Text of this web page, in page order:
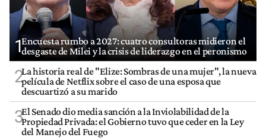
1Encuesta rumbo a 2027: cuatro consultoras midieron el
desgaste de Milei y la crisis de liderazgo en el peronismo
2La historia real de "Elize: Sombras de una mujer", la nueva
película de Netflix sobre el caso de una esposa que
descuartizó a su marido
3El Senado dio media sanción a la Inviolabilidad de la
Propiedad Privada: el Gobierno tuvo que ceder en la Ley
del Manejo del Fuego